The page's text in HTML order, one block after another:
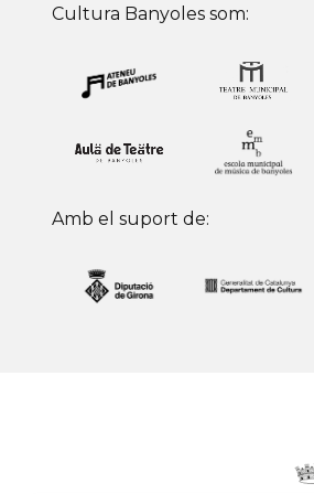
Cultura Banyoles som:
Amb el suport de: